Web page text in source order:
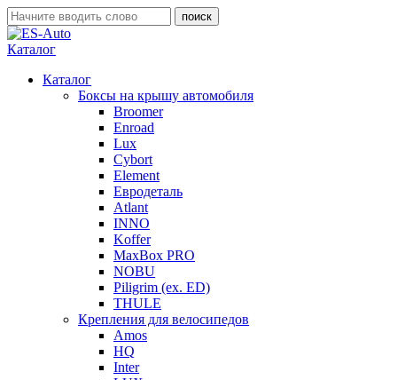
Каталог
Каталог
Боксы на крышу автомобиля
Broomer
Enroad
Lux
Cybort
Element
Евродеталь
Atlant
INNO
Koffer
MaxBox PRO
NOBU
Piligrim (ex. ED)
THULE
Крепления для велосипедов
Amos
HQ
Inter